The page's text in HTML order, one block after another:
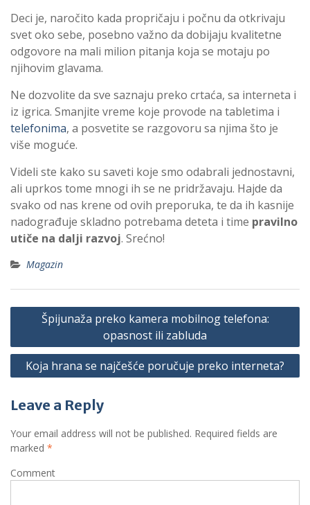
Deci je, naročito kada propričaju i počnu da otkrivaju
svet oko sebe, posebno važno da dobijaju kvalitetne
odgovore na mali milion pitanja koja se motaju po
njihovim glavama.
Ne dozvolite da sve saznaju preko crtaća, sa interneta i
iz igrica. Smanjite vreme koje provode na tabletima i
telefonima, a posvetite se razgovoru sa njima što je
više moguće.
Videli ste kako su saveti koje smo odabrali jednostavni,
ali uprkos tome mnogi ih se ne pridržavaju. Hajde da
svako od nas krene od ovih preporuka, te da ih kasnije
nadograđuje skladno potrebama deteta i time pravilno
utiče na dalji razvoj. Srećno!
Magazin
P
s
t
a
v
i
g
Špijunaža preko kamera mobilnog telefona:
opasnost ili zabluda
Koja hrana se najčešće poručuje preko interneta?
Leave a Reply
Your email address will not be published. Required fields are
marked *
Comment